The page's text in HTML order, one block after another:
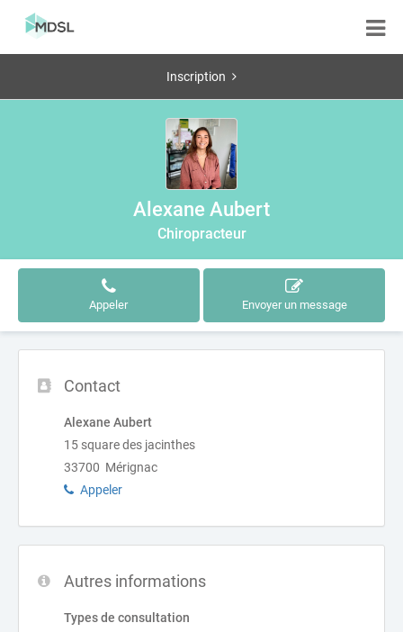
Inscription
Alexane Aubert
Chiropracteur
Appeler Envoyer un message
Contact
Alexane Aubert
15 square des jacinthes
33700 Mérignac
Appeler
Autres informations
Types de consultation